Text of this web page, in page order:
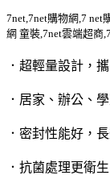
7net,7net購物網,7 net
網 童裝,7net雲端超商
．超輕量設計，
．居家、辦公、
．密封性能好，
．抗菌處理更衛生